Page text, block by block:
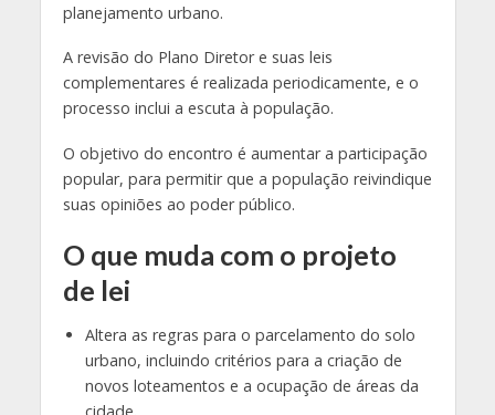
planejamento urbano.
A revisão do Plano Diretor e suas leis
complementares é realizada periodicamente, e o
processo inclui a escuta à população.
O objetivo do encontro é aumentar a participação
popular, para permitir que a população reivindique
suas opiniões ao poder público.
O que muda com o projeto
de lei
Altera as regras para o parcelamento do solo
urbano, incluindo critérios para a criação de
novos loteamentos e a ocupação de áreas da